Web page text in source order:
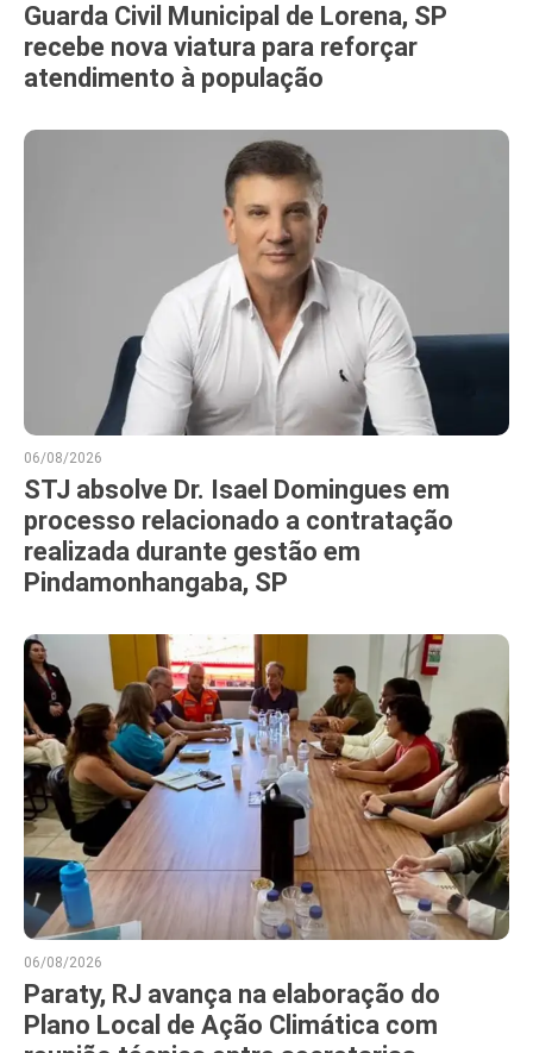
Guarda Civil Municipal de Lorena, SP
recebe nova viatura para reforçar
atendimento à população
06/08/2026
STJ absolve Dr. Isael Domingues em
processo relacionado a contratação
realizada durante gestão em
Pindamonhangaba, SP
06/08/2026
Paraty, RJ avança na elaboração do
Plano Local de Ação Climática com